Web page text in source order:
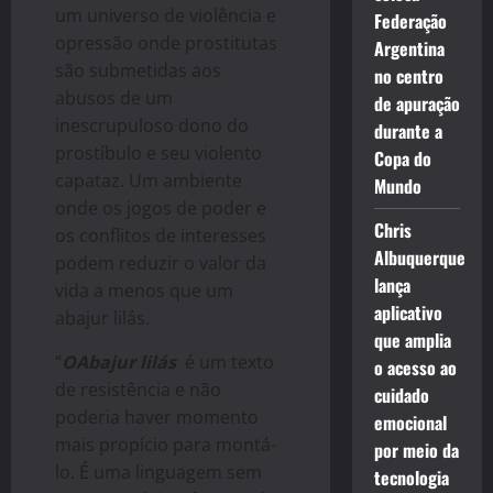
um universo de violência e
opressão onde prostitutas
são submetidas aos
abusos de um
inescrupuloso dono do
prostíbulo e seu violento
capataz. Um ambiente
onde os jogos de poder e
os conflitos de interesses
podem reduzir o valor da
vida a menos que um
abajur lilás.
“OAbajur lilás é um texto
de resistência e não
poderia haver momento
mais propício para montá-
lo. É uma linguagem sem
Federação
Argentina
no centro
de apuração
durante a
Copa do
Mundo
Chris
Albuquerque
lança
aplicativo
que amplia
o acesso ao
cuidado
emocional
por meio da
tecnologia